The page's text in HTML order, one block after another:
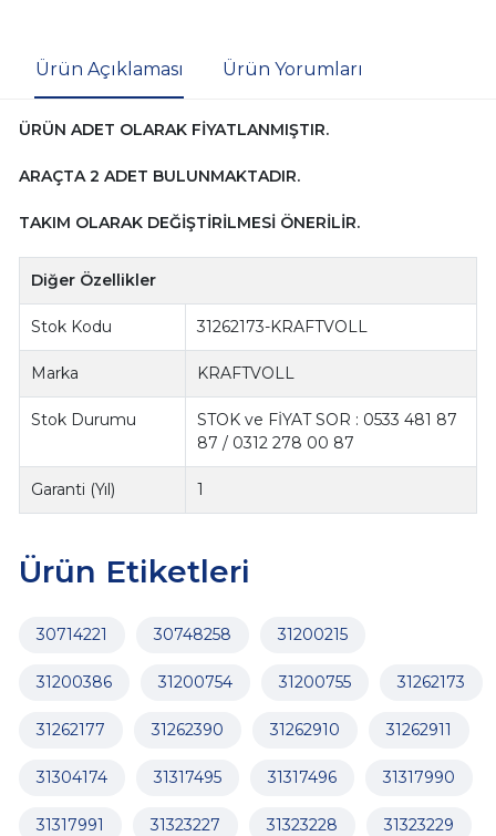
Ürün Açıklaması Ürün Yorumları
ÜRÜN ADET OLARAK FİYATLANMIŞTIR.
ARAÇTA 2 ADET BULUNMAKTADIR.
TAKIM OLARAK DEĞİŞTİRİLMESİ ÖNERİLİR.
Diğer Özellikler
Stok Kodu 31262173-KRAFTVOLL
Marka KRAFTVOLL
Stok Durumu
STOK ve FİYAT SOR : 0533 481 87
87 / 0312 278 00 87
Garanti (Yıl) 1
Ürün Etiketleri
30714221 30748258 31200215
31200386 31200754 31200755 31262173
31262177 31262390 31262910 31262911
31304174 31317495 31317496 31317990
31317991 31323227 31323228 31323229